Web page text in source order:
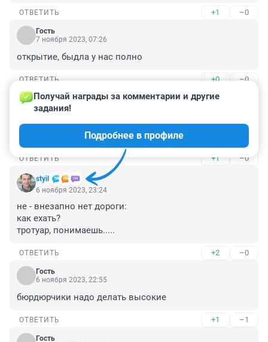
ОТВЕТИТЬ +1 –0
Гость
7 ноября 2023, 07:26
открытие, быдла у нас полно
ОТВЕТИТЬ +0 –0
Гость
6 ноября 2023, 23:53
там постоянно полу/перекрыто. и вот надумали
менять бетонные конструкции, самое время.
ОТВЕТИТЬ +1 –0
styil
Получай награды за комментарии и другие
задания!
Подробнее в профиле
6 ноября 2023, 23:24
не - внезапно нет дороги:
как ехать?
тротуар, понимаешь.....
ОТВЕТИТЬ +2 –0
Гость
6 ноября 2023, 22:55
бюрдюрчики надо делать высокие
ОТВЕТИТЬ +1 –1
Гость